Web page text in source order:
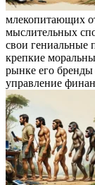
млекопитающих
мыслительных
свои гениальные
крепкие
рынке его бренды
управление